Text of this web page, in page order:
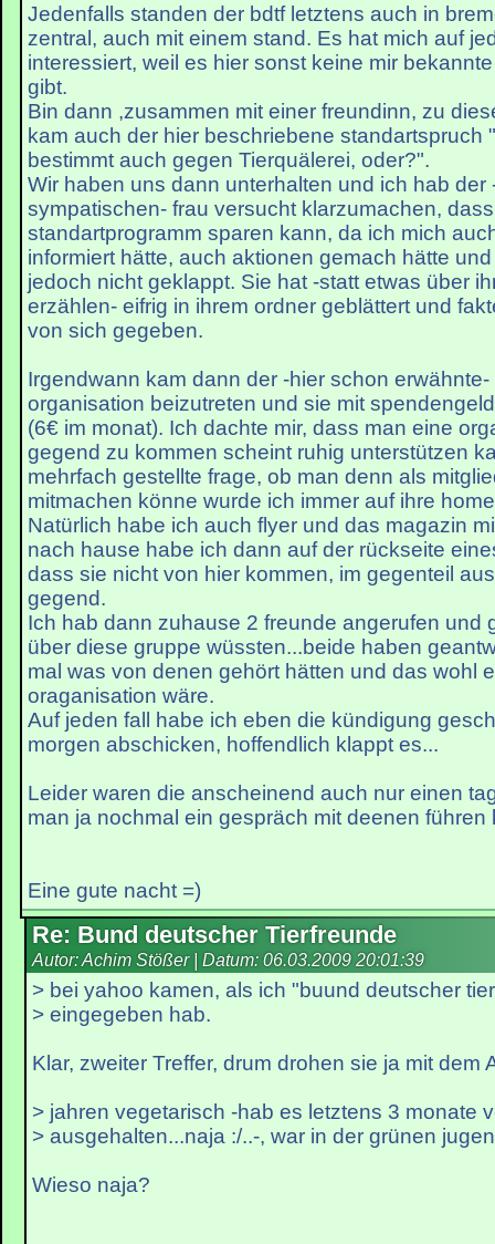
Jedenfalls standen der bdtf letztens auch in
zentral, auch mit einem stand. Es hat mich auf
interessiert, weil es hier sonst keine mir
gibt.
Bin dann ,zusammen mit einer freundinn, zu
kam auch der hier beschriebene standartspruch
bestimmt auch gegen Tierquälerei, oder?".
Wir haben uns dann unterhalten und ich hab der
sympatischen- frau versucht klarzumachen,
standartprogramm sparen kann, da ich mich
informiert hätte, auch aktionen gemach hätte
jedoch nicht geklappt. Sie hat -statt etwas über
erzählen- eifrig in ihrem ordner geblättert und
von sich gegeben.
Irgendwann kam dann der -hier schon erwähnte-
organisation beizutreten und sie mit
(6€ im monat). Ich dachte mir, dass man eine
gegend zu kommen scheint ruhig unterstützen
mehrfach gestellte frage, ob man denn als
mitmachen könne wurde ich immer auf ihre
Natürlich habe ich auch flyer und das magazin
nach hause habe ich dann auf der rückseite
dass sie nicht von hier kommen, im gegenteil
gegend.
Ich hab dann zuhause 2 freunde angerufen und
über diese gruppe wüssten...beide haben
mal was von denen gehört hätten und das wohl
oraganisation wäre.
Auf jeden fall habe ich eben die kündigung
morgen abschicken, hoffendlich klappt es...
Leider waren die anscheinend auch nur einen
man ja nochmal ein gespräch mit deenen führen
Eine gute nacht =)
Re: Bund deutscher Tierfreunde
Autor: Achim Stößer | Datum: 06.03.2009 20:01:39
> bei yahoo kamen, als ich "buund deutscher
> eingegeben hab.
Klar, zweiter Treffer, drum drohen sie ja mit dem
> jahren vegetarisch -hab es letztens 3 monate
> ausgehalten...naja :/..-, war in der grünen
Wieso naja?